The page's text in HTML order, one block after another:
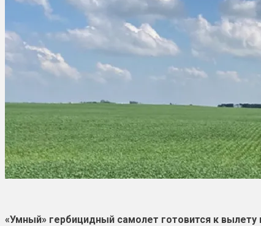
«Умный» гербицидный самолет готовится к вылету